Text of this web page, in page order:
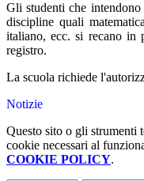
Gli studenti che
discipline quali
italiano, ecc. si recano in
registro.
La scuola richiede
Notizie
Questo sito o gli strumenti
cookie necessari al
COOKIE POLICY.